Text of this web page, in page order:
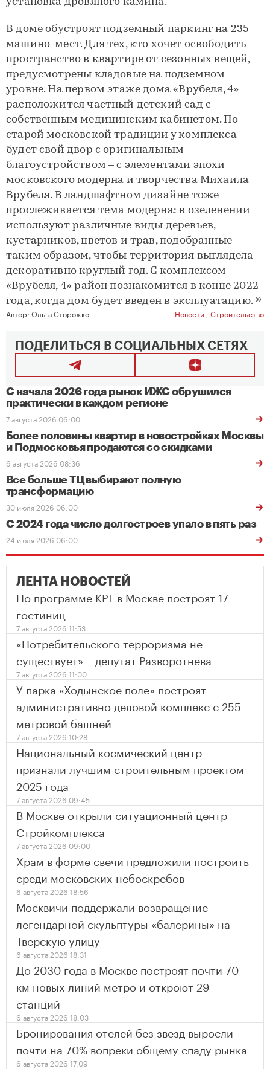
В доме обустроят подземный паркинг на 235
машино-мест. Для тех, кто хочет освободить
пространство в квартире от сезонных вещей,
предусмотрены кладовые на подземном
уровне. На первом этаже дома «Врубеля, 4»
расположится частный детский сад с
собственным медицинским кабинетом. По
старой московской традиции у комплекса
будет свой двор с оригинальным
благоустройством – с элементами эпохи
московского модерна и творчества Михаила
Врубеля. В ландшафтном дизайне тоже
прослеживается тема модерна: в озеленении
используют различные виды деревьев,
кустарников, цветов и трав, подобранные
таким образом, чтобы территория выглядела
декоративно круглый год. С комплексом
«Врубеля, 4» район познакомится в конце 2022
года, когда дом будет введен в эксплуатацию. ®
Автор: Ольга Сторожко Новости Строительство
ПОДЕЛИТЬСЯ В СОЦИАЛЬНЫХ СЕТЯХ
С начала 2026 года рынок ИЖС обрушился
практически в каждом регионе
7 августа 2026 06:00
Более половины квартир в новостройках Москвы
и Подмосковья продаются со скидками
6 августа 2026 08:36
Все больше ТЦ выбирают полную
трансформацию
30 июля 2026 06:00
С 2024 года число долгостроев упало в пять раз
24 июля 2026 06:00
ЛЕНТА НОВОСТЕЙ
По программе КРТ в Москве построят 17
гостиниц
7 августа 2026 11:53
«Потребительского терроризма не
существует» – депутат Разворотнева
7 августа 2026 11:00
У парка «Ходынское поле» построят
административно деловой комплекс с 255
метровой башней
7 августа 2026 10:28
Национальный космический центр
признали лучшим строительным проектом
2025 года
7 августа 2026 09:45
В Москве открыли ситуационный центр
Стройкомплекса
7 августа 2026 09:00
Храм в форме свечи предложили построить
среди московских небоскребов
6 августа 2026 18:56
Москвичи поддержали возвращение
легендарной скульптуры «балерины» на
Тверскую улицу
6 августа 2026 18:31
До 2030 года в Москве построят почти 70
км новых линий метро и откроют 29
станций
6 августа 2026 18:03
Бронирования отелей без звезд выросли
почти на 70% вопреки общему спаду рынка
6 августа 2026 17:09